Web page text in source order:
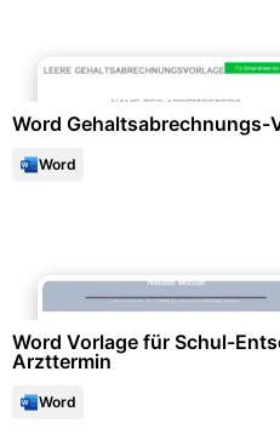
Word Gehaltsabrechnungs-
Word
Word Vorlage für Schul-
Arzttermin
Word